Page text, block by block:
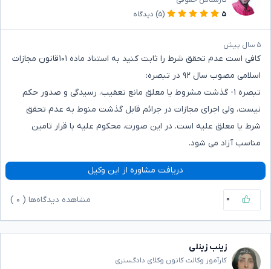
۵
(۵) دیدگاه
۵ سال پیش
کافی است عدم تحقق شرط را ثابت کنید به استناد ماده ۱۰۱قانون مجازات
اسلامی مصوب سال ۹۲ در تبصره:
تبصره ۱- گذشت مشروط یا معلق مانع تعقیب، رسیدگی و صدور حکم
نیست، ولی اجرای مجازات در جرائم قابل گذشت منوط به عدم تحقق
شرط یا معلق علیه است. در این صورت، محکوم علیه با قرار تامین
مناسب آزاد می شود.
دریافت مشاوره از این وکیل
۰ مشاهده دیدگاه‌ها ( ۰
زینب زینلی
کارآموز وکالت کانون وکلای دادگستری